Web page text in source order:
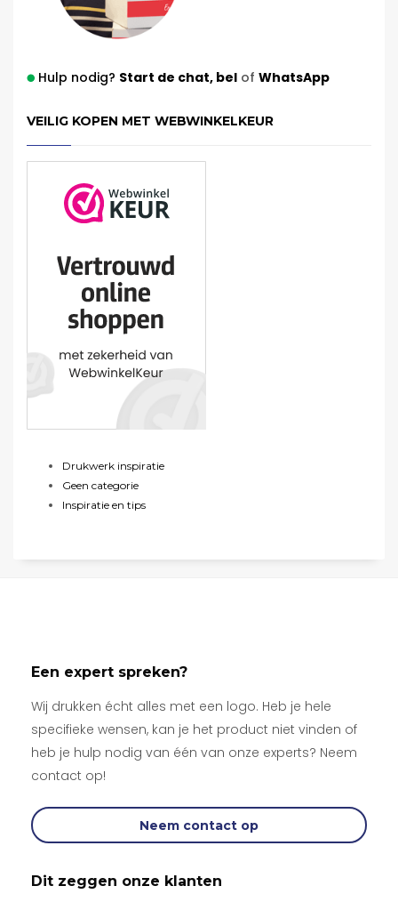
Hulp nodig? Start de chat,belof WhatsApp
VEILIG KOPEN MET WEBWINKELKEUR
Drukwerk inspiratie
Geen categorie
Inspiratie en tips
Een expert spreken?
Wij drukken écht alles met een logo. Heb je hele
specifieke wensen, kan je het product niet vinden of
heb je hulp nodig van één van onze experts? Neem
contact op!
Neem contact op
Dit zeggen onze klanten